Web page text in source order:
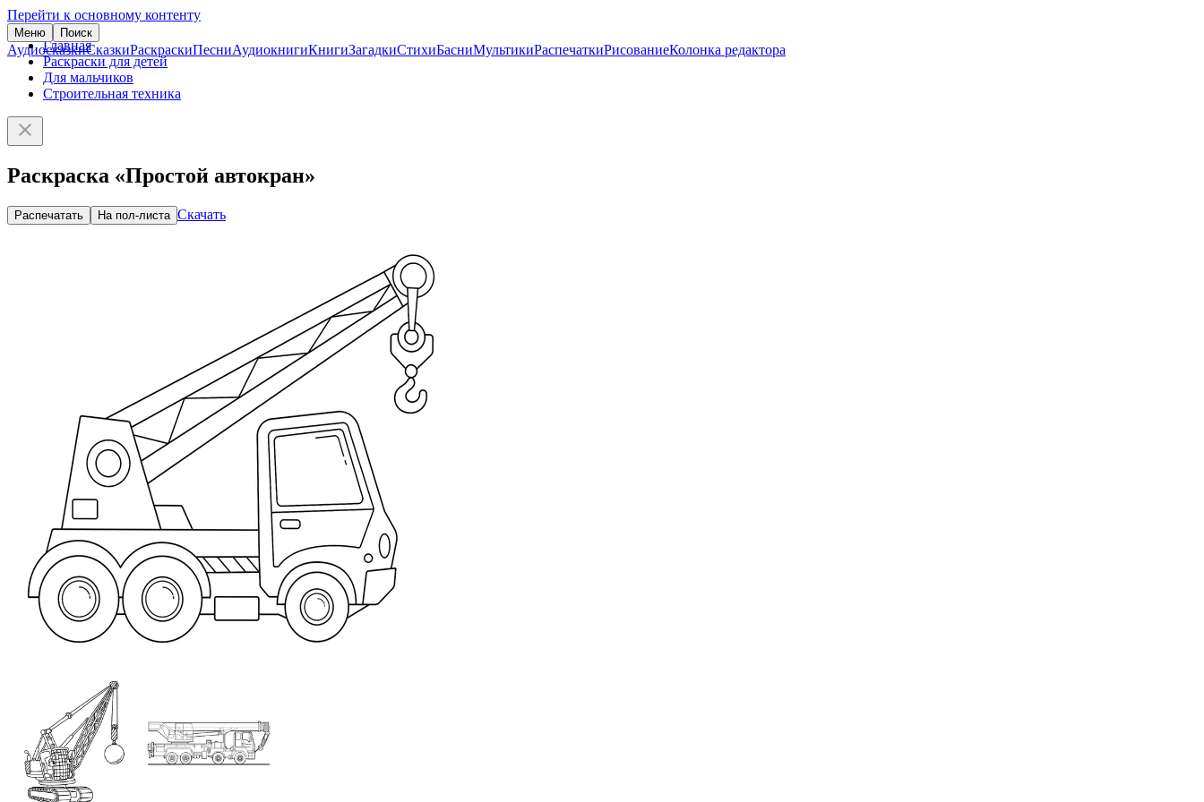
Перейти к основному контенту
Меню Поиск
АудиосказкиСказкиРаскраскиПесниАудиокнигиКнигиЗагадкиСтихиБасниМультикиРаспечаткиРисованиеКолонка редактора
Главная
Раскраски для детей
Для мальчиков
Строительная техника
Раскраска «Простой автокран»
Распечатать На пол-листа Скачать